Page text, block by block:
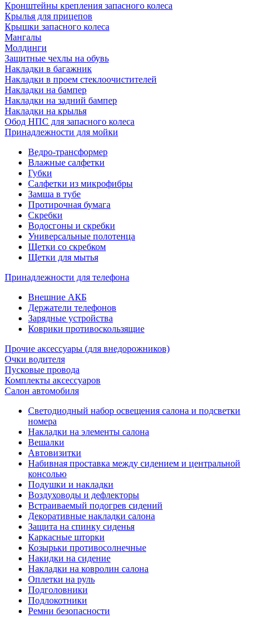
Кронштейны крепления запасного колеса
Крылья для прицепов
Крышки запасного колеса
Мангалы
Молдинги
Защитные чехлы на обувь
Накладки в багажник
Накладки в проем стеклоочистителей
Накладки на бампер
Накладки на задний бампер
Накладки на крылья
Обод НПС для запасного колеса
Принадлежности для мойки
Ведро-трансформер
Влажные салфетки
Губки
Салфетки из микрофибры
Замша в тубе
Протирочная бумага
Скребки
Водосгоны и скребки
Универсальные полотенца
Щетки со скребком
Щетки для мытья
Принадлежности для телефона
Внешние АКБ
Держатели телефонов
Зарядные устройства
Коврики противоскользящие
Прочие аксессуары (для внедорожников)
Очки водителя
Пусковые провода
Комплекты аксессуаров
Салон автомобиля
Светодиодный набор освещения салона и подсветки
номера
Накладки на элементы салона
Вешалки
Автовизитки
Набивная проставка между сидением и центральной
консолью
Подушки и накладки
Воздуховоды и дефлекторы
Встраиваемый подогрев сидений
Декоративные накладки салона
Защита на спинку сиденья
Каркасные шторки
Козырьки противосолнечные
Накидки на сидение
Накладки на ковролин салона
Оплетки на руль
Подголовники
Подлокотники
Ремни безопасности